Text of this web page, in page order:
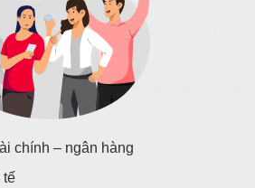
chính – ngân hàng
tế